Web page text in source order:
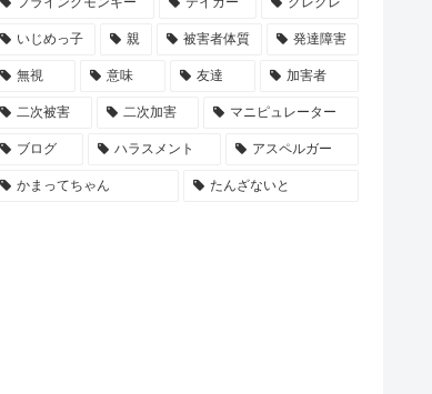
いじめっ子 親 被害者体質 発達障害
無視 意味 友達 加害者
二次被害 二次加害 マニピュレーター
ブログ ハラスメント アスペルガー
かまってちゃん たんざないと